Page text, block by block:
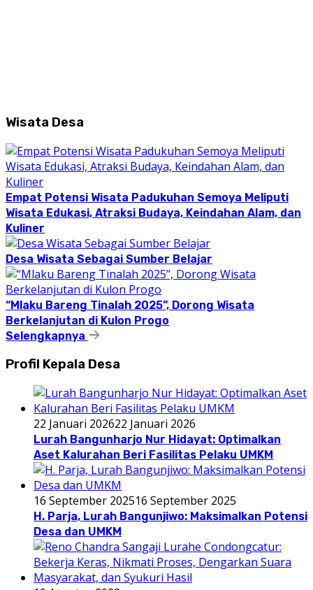
Wisata Desa
Empat Potensi Wisata Padukuhan Semoya Meliputi
Wisata Edukasi, Atraksi Budaya, Keindahan Alam, dan
Kuliner
Desa Wisata Sebagai Sumber Belajar
“Mlaku Bareng Tinalah 2025”, Dorong Wisata
Berkelanjutan di Kulon Progo
Selengkapnya
Profil Kepala Desa
22 Januari 202622 Januari 2026
Lurah Bangunharjo Nur Hidayat: Optimalkan
Aset Kalurahan Beri Fasilitas Pelaku UMKM
16 September 202516 September 2025
H. Parja, Lurah Bangunjiwo: Maksimalkan Potensi
Desa dan UMKM